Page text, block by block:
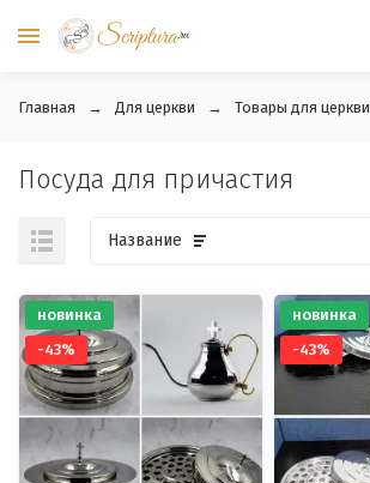
Главная Для церкви Товары для церкви
Посуда для причастия
Название
новинка
-43%
новинка
-43%